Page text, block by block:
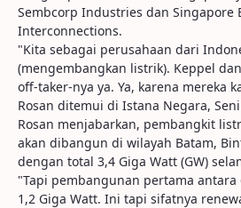
Sembcorp Industries dan Singapore
Interconnections.
"Kita sebagai perusahaan dari
(mengembangkan listrik). Keppel
off-taker-nya ya. Ya, karena mereka
Rosan ditemui di Istana Negara,
Rosan menjabarkan, pembangkit
akan dibangun di wilayah Batam,
dengan total 3,4 Giga Watt (GW)
"Tapi pembangunan pertama antara
1,2 Giga Watt. Ini tapi sifatnya